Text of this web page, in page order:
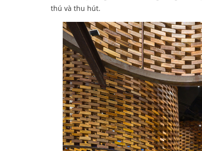
thú và thu hút.